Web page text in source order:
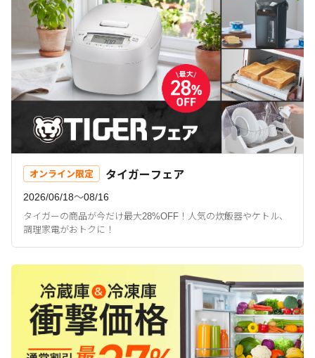
オンライン限定 タイガーフェア
2026/06/18〜08/16
タイガーの商品が今だけ最大28%OFF！人気の炊飯器やケトル、
調理家電がおトクに！